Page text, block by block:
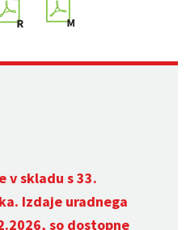
v skladu s 33.
Izdaje uradnega
so dostopne